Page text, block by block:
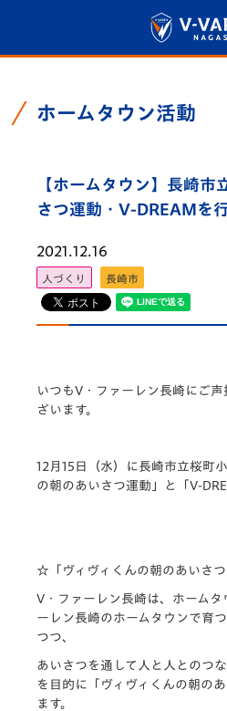
ホームタウン活動
【ホームタウン】長崎市
さつ運動・V-DREAMを
2021.12.16
人づくり 長崎市
いつもV・ファーレン長崎にご
ざいます。
12月15日（水）に長崎市立桜町小
の朝のあいさつ運動」
と 「V-
☆ 「ヴィヴィくんの朝のあいさ
V・ファーレン長崎は、ホームタ
ーレン長崎のホームタウンで育
つつ、
あいさつを通して人と人とのつ
を目的に
「ヴィヴィくんの朝の
ます。